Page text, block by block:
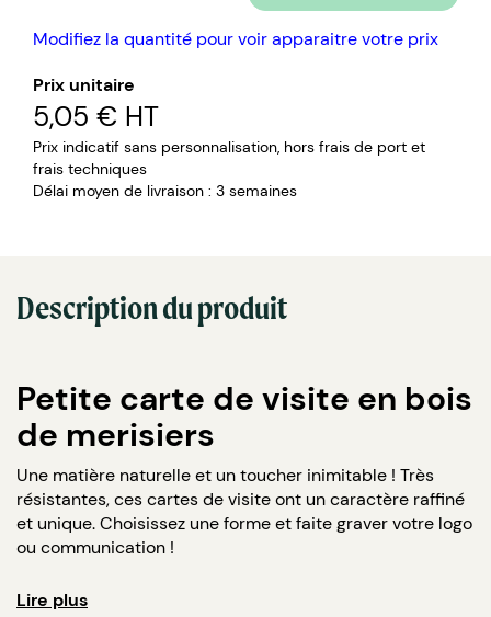
Modifiez la quantité pour voir apparaitre votre prix
Prix unitaire
5,05 € HT
Prix indicatif sans personnalisation, hors frais de port et
frais techniques
Délai moyen de livraison : 3 semaines
Description du produit
Petite carte de visite en bois
de merisiers
Une matière naturelle et un toucher inimitable ! Très
résistantes, ces cartes de visite ont un caractère raffiné
et unique. Choisissez une forme et faite graver votre logo
ou communication !
Composition :
Lire plus